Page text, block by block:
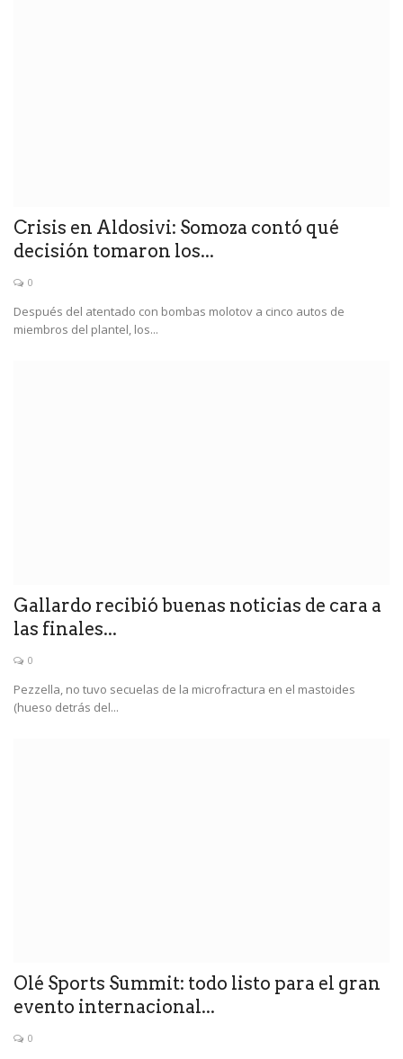
Crisis en Aldosivi: Somoza contó qué
decisión tomaron los...
0
Después del atentado con bombas molotov a cinco autos de
miembros del plantel, los...
Gallardo recibió buenas noticias de cara a
las finales...
0
Pezzella, no tuvo secuelas de la microfractura en el mastoides
(hueso detrás del...
Olé Sports Summit: todo listo para el gran
evento internacional...
0